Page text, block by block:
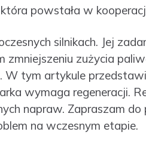
powstała w
silnikach. Jej
zmniejszeniu zużycia
W tym artykule
wymaga regeneracji.
napraw. Zapraszam do
na wczesnym etapie.